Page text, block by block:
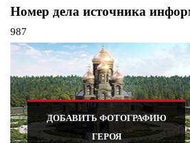
Номер дела источника
987
ДОБАВИТЬ ФОТОГРАФИЮ
ГЕРОЯ